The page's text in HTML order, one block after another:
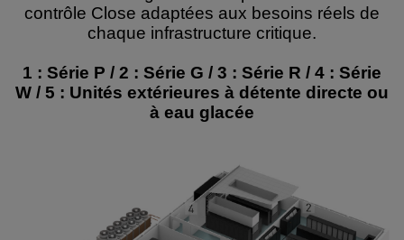
contrôle Close adaptées aux besoins réels de
chaque infrastructure critique.
1 : Série P / 2 : Série G / 3 : Série R / 4 : Série
W / 5 : Unités extérieures à détente directe ou
à eau glacée